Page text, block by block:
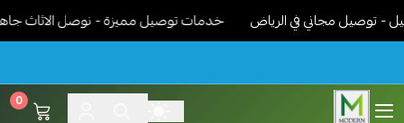
مجاني في الرياض خدمات توصيل مميزة - نوصل الاثاث جاهز
0